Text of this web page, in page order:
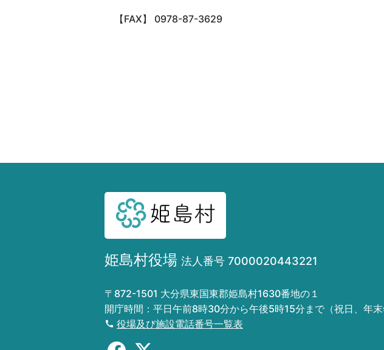
【FAX】 0978-87-3629
姫島村役場 法人番号 7000020443221
〒872-1501 大分県東国東郡姫島村1630番地の１
開庁時間：平日午前8時30分から午後5時15分まで（祝日、年末
役場及び施設電話番号一覧表